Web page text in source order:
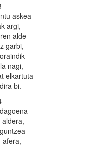
askea
argi,
alde
garbi,
nagi,
elkartuta
bi.
aldera,
afera,